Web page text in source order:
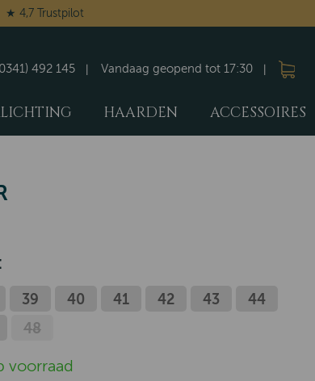
★ 4,7 Trustpilot
Vandaag geopend tot 17:30
492 145
HAARDEN ACCESSOIRES
39 40 41 42 43
44
48
voorraad